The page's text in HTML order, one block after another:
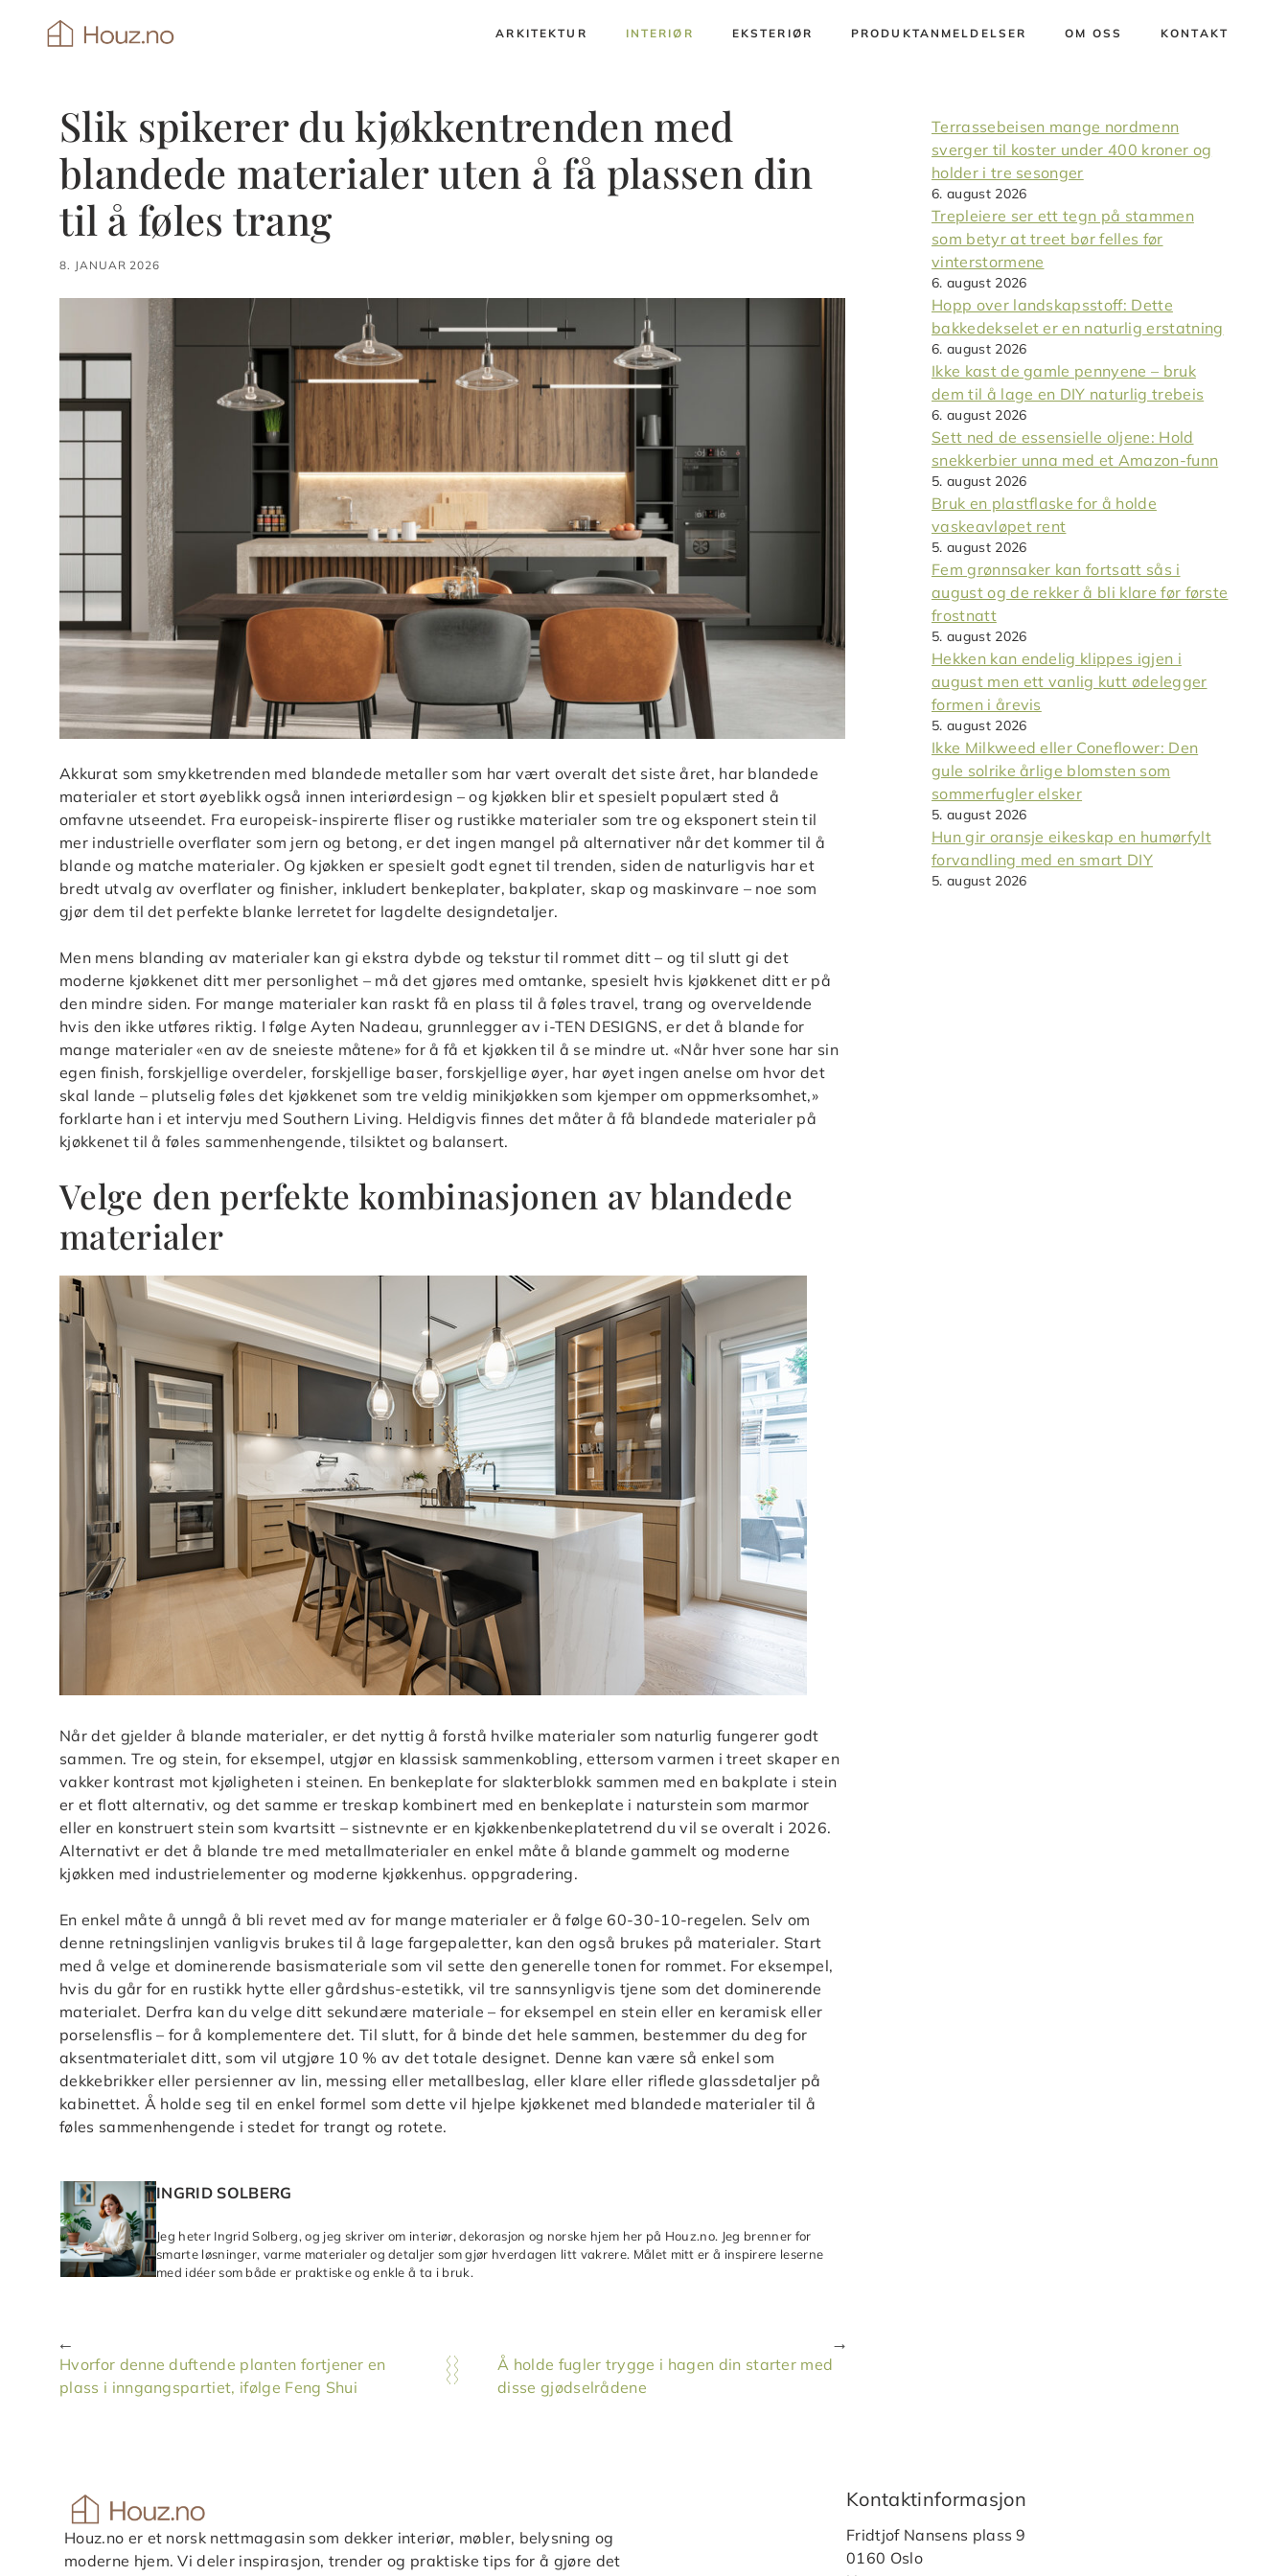
ARKITEKTUR INTERIØR EKSTERIØR PRODUKTANMELDELSER OM OSS KONTAKT
Slik spikerer du kjøkkentrenden med
blandede materialer uten å få plassen din
til å føles trang
8. JANUAR 2026
Akkurat som smykketrenden med blandede metaller som har vært overalt det siste året, har blandede
materialer et stort øyeblikk også innen interiørdesign – og kjøkken blir et spesielt populært sted å
omfavne utseendet. Fra europeisk-inspirerte fliser og rustikke materialer som tre og eksponert stein til
mer industrielle overflater som jern og betong, er det ingen mangel på alternativer når det kommer til å
blande og matche materialer. Og kjøkken er spesielt godt egnet til trenden, siden de naturligvis har et
bredt utvalg av overflater og finisher, inkludert benkeplater, bakplater, skap og maskinvare – noe som
gjør dem til det perfekte blanke lerretet for lagdelte designdetaljer.
Men mens blanding av materialer kan gi ekstra dybde og tekstur til rommet ditt – og til slutt gi det
moderne kjøkkenet ditt mer personlighet – må det gjøres med omtanke, spesielt hvis kjøkkenet ditt er på
den mindre siden. For mange materialer kan raskt få en plass til å føles travel, trang og overveldende
hvis den ikke utføres riktig. I følge Ayten Nadeau, grunnlegger av i-TEN DESIGNS, er det å blande for
mange materialer «en av de sneieste måtene» for å få et kjøkken til å se mindre ut. «Når hver sone har sin
egen finish, forskjellige overdeler, forskjellige baser, forskjellige øyer, har øyet ingen anelse om hvor det
skal lande – plutselig føles det kjøkkenet som tre veldig minikjøkken som kjemper om oppmerksomhet,»
forklarte han i et intervju med Southern Living. Heldigvis finnes det måter å få blandede materialer på
kjøkkenet til å føles sammenhengende, tilsiktet og balansert.
Velge den perfekte kombinasjonen av blandede
materialer
Når det gjelder å blande materialer, er det nyttig å forstå hvilke materialer som naturlig fungerer godt
sammen. Tre og stein, for eksempel, utgjør en klassisk sammenkobling, ettersom varmen i treet skaper en
vakker kontrast mot kjøligheten i steinen. En benkeplate for slakterblokk sammen med en bakplate i stein
er et flott alternativ, og det samme er treskap kombinert med en benkeplate i naturstein som marmor
eller en konstruert stein som kvartsitt – sistnevnte er en kjøkkenbenkeplatetrend du vil se overalt i 2026.
Alternativt er det å blande tre med metallmaterialer en enkel måte å blande gammelt og moderne
kjøkken med industrielementer og moderne kjøkkenhus. oppgradering.
En enkel måte å unngå å bli revet med av for mange materialer er å følge 60-30-10-regelen. Selv om
denne retningslinjen vanligvis brukes til å lage fargepaletter, kan den også brukes på materialer. Start
med å velge et dominerende basismateriale som vil sette den generelle tonen for rommet. For eksempel,
hvis du går for en rustikk hytte eller gårdshus-estetikk, vil tre sannsynligvis tjene som det dominerende
materialet. Derfra kan du velge ditt sekundære materiale – for eksempel en stein eller en keramisk eller
porselensflis – for å komplementere det. Til slutt, for å binde det hele sammen, bestemmer du deg for
aksentmaterialet ditt, som vil utgjøre 10 % av det totale designet. Denne kan være så enkel som
dekkebrikker eller persienner av lin, messing eller metallbeslag, eller klare eller riflede glassdetaljer på
kabinettet. Å holde seg til en enkel formel som dette vil hjelpe kjøkkenet med blandede materialer til å
føles sammenhengende i stedet for trangt og rotete.
INGRID SOLBERG
Jeg heter Ingrid Solberg, og jeg skriver om interiør, dekorasjon og norske hjem her på Houz.no. Jeg brenner for
smarte løsninger, varme materialer og detaljer som gjør hverdagen litt vakrere. Målet mitt er å inspirere leserne
med idéer som både er praktiske og enkle å ta i bruk.
Hvorfor denne duftende planten fortjener en
plass i inngangspartiet, ifølge Feng Shui
Å holde fugler trygge i hagen din starter med
disse gjødselrådene
Terrassebeisen mange nordmenn
sverger til koster under 400 kroner og
holder i tre sesonger
6. august 2026
Trepleiere ser ett tegn på stammen
som betyr at treet bør felles før
vinterstormene
6. august 2026
Hopp over landskapsstoff: Dette
bakkedekselet er en naturlig erstatning
6. august 2026
Ikke kast de gamle pennyene – bruk
dem til å lage en DIY naturlig trebeis
6. august 2026
Sett ned de essensielle oljene: Hold
snekkerbier unna med et Amazon-funn
5. august 2026
Bruk en plastflaske for å holde
vaskeavløpet rent
5. august 2026
Fem grønnsaker kan fortsatt sås i
august og de rekker å bli klare før første
frostnatt
5. august 2026
Hekken kan endelig klippes igjen i
august men ett vanlig kutt ødelegger
formen i årevis
5. august 2026
Ikke Milkweed eller Coneflower: Den
gule solrike årlige blomsten som
sommerfugler elsker
5. august 2026
Hun gir oransje eikeskap en humørfylt
forvandling med en smart DIY
5. august 2026
Houz.no er et norsk nettmagasin som dekker interiør, møbler, belysning og
moderne hjem. Vi deler inspirasjon, trender og praktiske tips for å gjøre det
Kontaktinformasjon
Fridtjof Nansens plass 9
0160 Oslo